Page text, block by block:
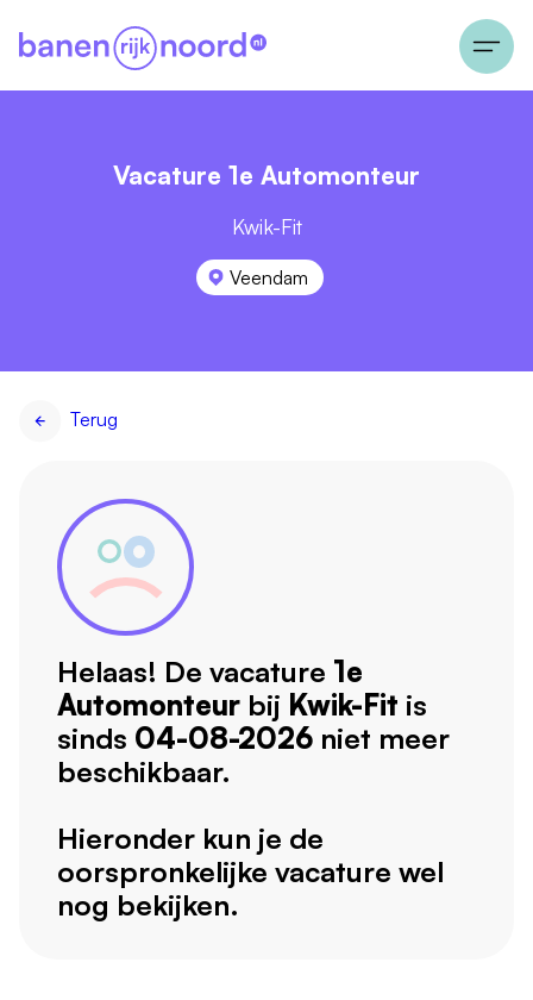
Vacature 1e Automonteur
Kwik-Fit
Veendam
Terug
Helaas! De vacature 1e
Automonteur bij Kwik-Fit is
sinds 04-08-2026 niet meer
beschikbaar.
Hieronder kun je de
oorspronkelijke vacature wel
nog bekijken.